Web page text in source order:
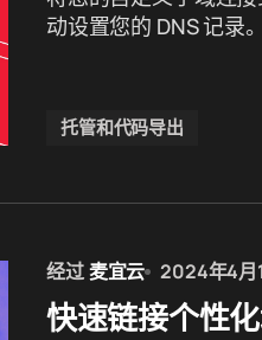
动设置您的 DNS 记录。
托管和代码导出
经过麦宜云 2024年4月
快速链接个性